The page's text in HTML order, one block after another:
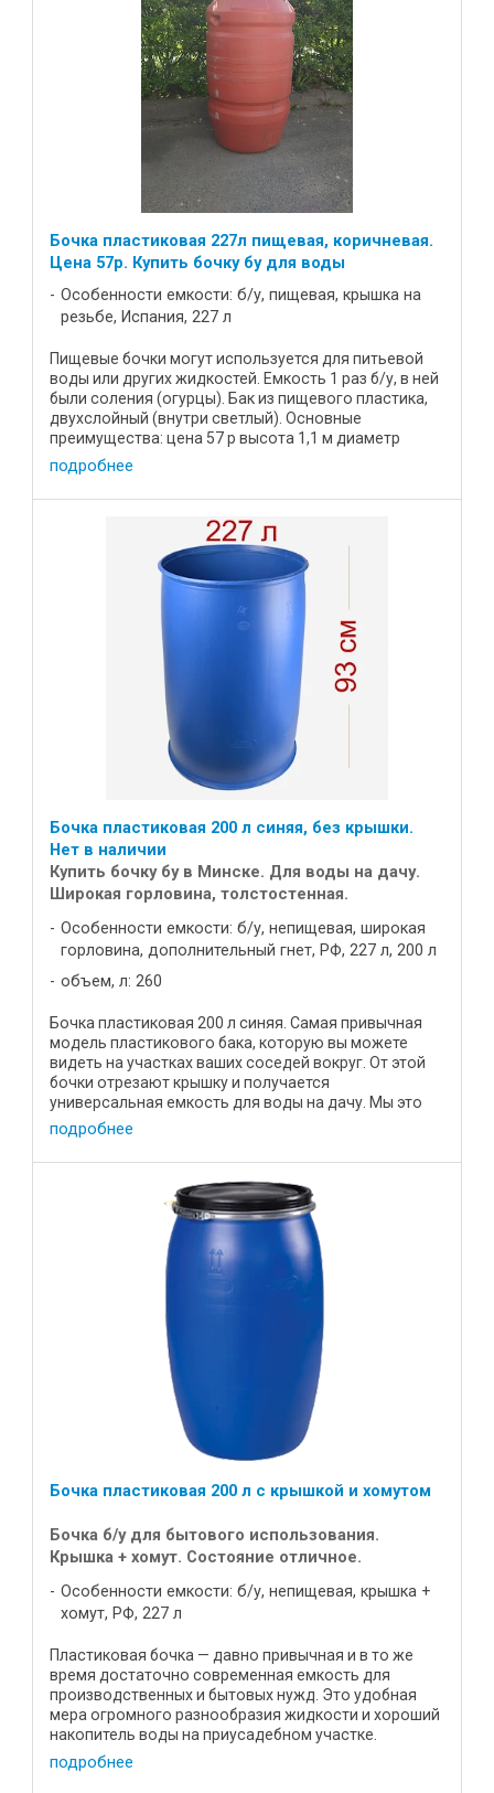
Бочка пластиковая 227л пищевая, коричневая.
Цена 57р. Купить бочку бу для воды
Особенности емкости: б/у, пищевая, крышка на
резьбе, Испания, 227 л
Пищевые бочки могут используется для питьевой
воды или других жидкостей. Емкость 1 раз б/у, в ней
были соления (огурцы). Бак из пищевого пластика,
двухслойный (внутри светлый). Основные
преимущества: цена 57 р высота 1,1 м диаметр
крышки 0,35 мм ...
подробнее
Бочка пластиковая 200 л синяя, без крышки.
Нет в наличии
Купить бочку бу в Минске. Для воды на дачу.
Широкая горловина, толстостенная.
Особенности емкости: б/у, непищевая, широкая
горловина, дополнительный гнет, РФ, 227 л, 200 л
объем, л: 260
Бочка пластиковая 200 л синяя. Самая привычная
модель пластикового бака, которую вы можете
видеть на участках ваших соседей вокруг. От этой
бочки отрезают крышку и получается
универсальная емкость для воды на дачу. Мы это
уже сделали для вашего ...
подробнее
Бочка пластиковая 200 л с крышкой и хомутом
Бочка б/у для бытового использования.
Крышка + хомут. Состояние отличное.
Особенности емкости: б/у, непищевая, крышка +
хомут, РФ, 227 л
Пластиковая бочка — давно привычная и в то же
время достаточно современная емкость для
производственных и бытовых нужд. Это удобная
мера огромного разнообразия жидкости и хороший
накопитель воды на приусадебном участке.
Полезные свойства бочки Open ...
подробнее